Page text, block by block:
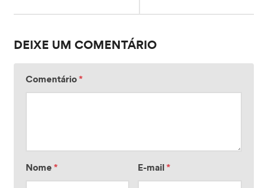
DEIXE UM COMENTÁRIO
Comentário*
Nome* E-mail*